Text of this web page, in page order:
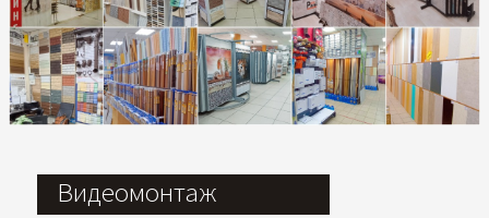
Видеомонтаж